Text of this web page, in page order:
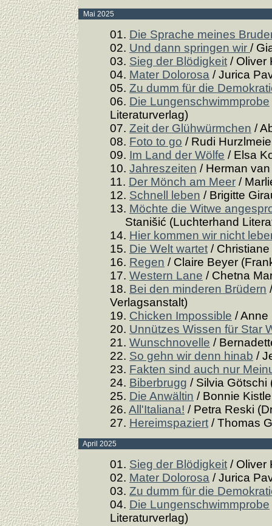
Mai 2025
01. Die Sprache meines
02. Und dann springen wir /
03. Sieg der Blödigkeit / Oliver
04. Mater Dolorosa / Jurica
05. Zu dumm für die
06. Die Lungenschwimmprobe
Literaturverlag)
07. Zeit der Glühwürmchen /
08. Foto to go / Rudi
09. Im Land der Wölfe / Elsa
10. Jahreszeiten / Herman
11. Der Mönch am Meer /
12. Schnell leben / Brigitte
13. Möchte die Witwe
Stanišić (Luchterhand
14. Hier kommen wir nicht
15. Die Welt wartet /
16. Regen / Claire Beyer
17. Western Lane / Chetna
18. Bei den minderen Brüdern
Verlagsanstalt)
19. Chicken Impossible / Anne
20. Unnützes Wissen für Star
21. Wunschnovelle /
22. So gehn wir denn hinab /
23. Fakten sind auch nur
24. Biberbrugg / Silvia Götschi
25. Die Anwältin / Bonnie
26. All'Italiana! / Petra Reski
27. Hereimspaziert / Thomas
April 2025
01. Sieg der Blödigkeit / Oliver
02. Mater Dolorosa / Jurica
03. Zu dumm für die
04. Die Lungenschwimmprobe
Literaturverlag)